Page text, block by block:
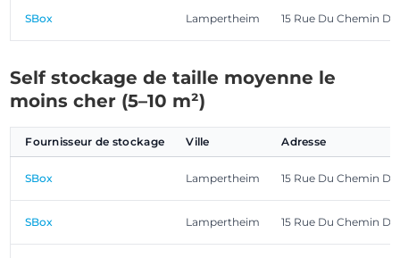
SBox Lampertheim 15 Rue Du Chemin De
Self stockage de taille moyenne le
moins cher (5–10 m²)
Fournisseur de stockage Ville Adresse
SBox Lampertheim 15 Rue Du Chemin De
SBox Lampertheim 15 Rue Du Chemin De